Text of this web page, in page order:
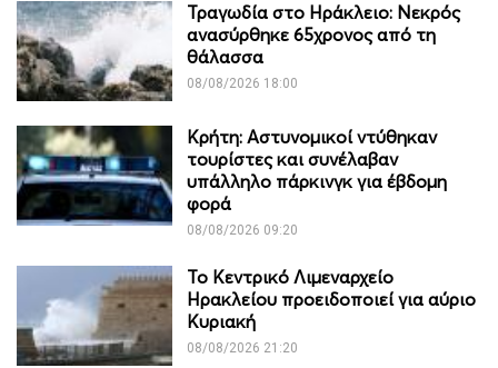
Τραγωδία στο Ηράκλειο: Νεκρός
ανασύρθηκε 65χρονος από τη
θάλασσα
08/08/2026 18:00
Κρήτη: Αστυνομικοί ντύθηκαν
τουρίστες και συνέλαβαν
υπάλληλο πάρκινγκ για έβδομη
φορά
08/08/2026 09:20
Το Κεντρικό Λιμεναρχείο
Ηρακλείου προειδοποιεί για αύριο
Κυριακή
08/08/2026 21:20